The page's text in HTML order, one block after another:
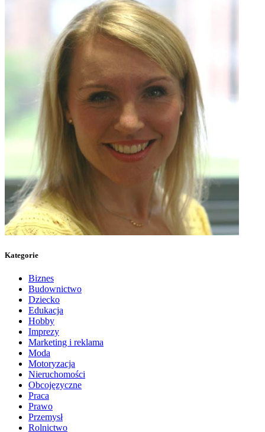
Kategorie
Biznes
Budownictwo
Dziecko
Edukacja
Hobby
Imprezy
Marketing i reklama
Moda
Motoryzacja
Nieruchomości
Obcojęzyczne
Praca
Prawo
Przemysł
Rolnictwo